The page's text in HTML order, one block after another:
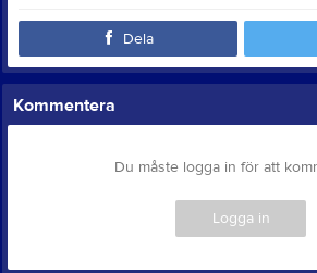
Dela
Kommentera
Du måste logga in för att
Logga in